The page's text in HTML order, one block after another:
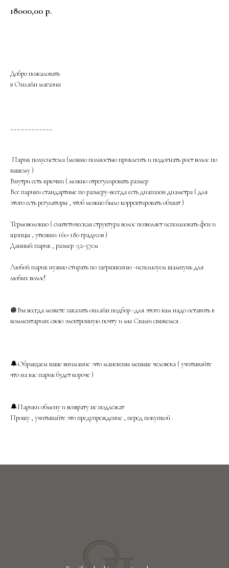
18000,00 р.
Добро пожаловать
в Онлайн магазин
Парик полусистема (можно полностью приклеить и подогнать рост волос по
вашему )
Внутри есть крючки ( можно отрегулировать размер
Все парики стандартные по размеру-всегда есть диапазон диаметра ( для
этого есть регуляторы , чтоб можно было корректировать обхват )
Термоволокно ( синтетическая структура волос позволяет использовать фен и
щипцы , утюжки 160-180 градусов )
Данный парик , размер :52-57см
Любой парик нужно стирать по загрязнению -используем шампунь для
любых волос!
🪩Вы всегда можете заказать онлайн подбор -для этого вам надо оставить в
комментариях свою электронную почту и мы Свами свяжемся .
🔔Обращаем ваше внимание :что манекены меньше человека ( учитывайте
что на вас парик будет короче )
🔔Парики обмену и возврату не подлежат
Прошу , учитывайте это предупреждение , перед покупкой .